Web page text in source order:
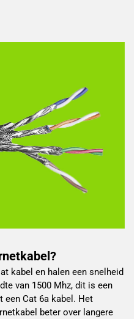
kabel en halen een snelheid
van 1500 Mhz, dit is een
een Cat 6a kabel. Het
beter over langere